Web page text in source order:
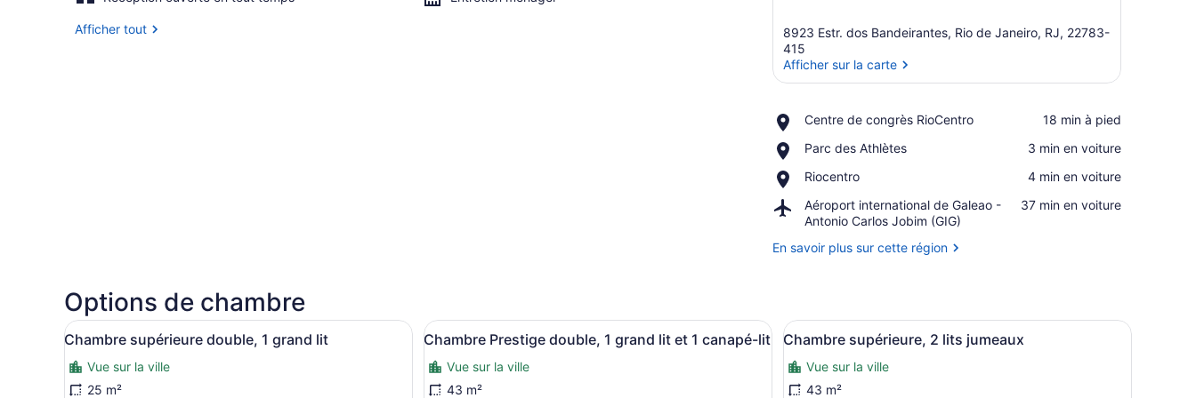
Afficher tout
8923 Estr. dos Bandeirantes, Rio de Janeiro, RJ, 22783-
415
Afficher sur la carte
Centre de congrès RioCentro
Place,
de
RioCentro
‪18 min à pied‬
Parc des Athlètes
Place,
des
‪3 min en voiture‬
Riocentro
Place,
‪4 min en voiture‬
Aéroport international de Galeao -
Antonio Carlos Jobim (GIG)
Airport,
Aéroport
de
Jobim
(GIG)
‪37 min en voiture‬
En savoir plus sur cette région
Options de chambre
Afficher
toutes
les
photos
Chambre supérieure double, 1 grand lit | Coffre-fort pour ordinateur portable, bureau
8
Chambre supérieure double, 1 grand lit
Vue sur la ville
25 m²
Afficher
toutes
les
photos
Chambre Prestige double, 1 grand lit et 1 canapé-lit | Coffre-fort pour ordinateur portable, bureau
10
Chambre Prestige double, 1 grand lit et 1 canapé-lit
Vue sur la ville
43 m²
Afficher
toutes
les
photos
Chambre supérieure, 2 lits jumeaux |
8
Chambre supérieure, 2 lits jumeaux
Vue sur la ville
43 m²